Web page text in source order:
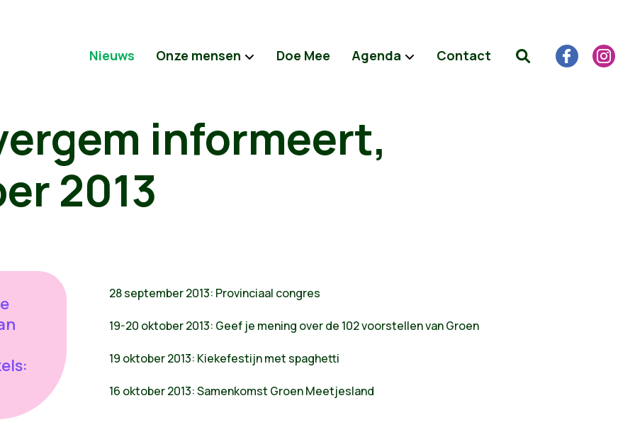
Nieuws Onze mensen Doe Mee Agenda Contact
informeert,
2013
28 september 2013: Provinciaal congres
19-20 oktober 2013: Geef je mening over de 102 voorstellen van Groen
19 oktober 2013: Kiekefestijn met spaghetti
16 oktober 2013: Samenkomst Groen Meetjesland